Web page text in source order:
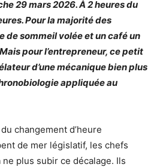
29 mars 2026. À 2 heures du
Pour la majorité des
de sommeil volée et un café un
pour l’entrepreneur, ce petit
d’une mécanique bien plus
appliquée au
changement d’heure
de mer législatif, les chefs
plus subir ce décalage. Ils